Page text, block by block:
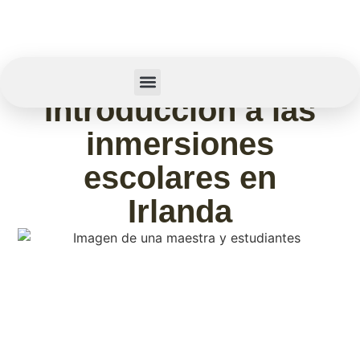
febrero 11, 2026
Introducción a las
inmersiones
escolares en
Irlanda